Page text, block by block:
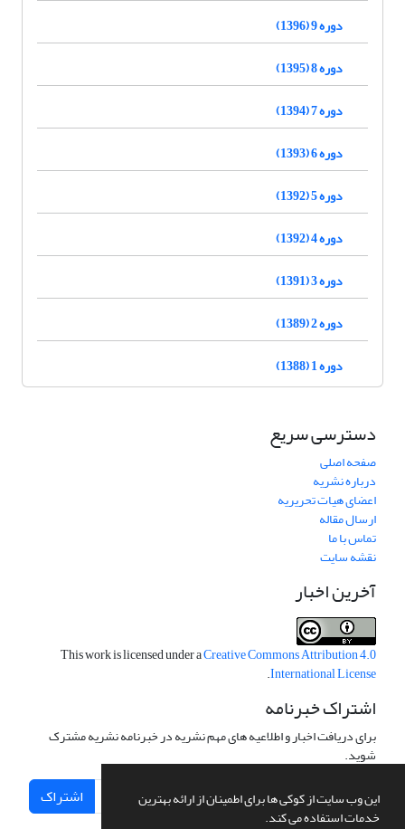
این وب سایت از کوکی ها برای اطمینان از ارائه بهترین
خدمات استفاده می کند.
دوره 9 (1396)
دوره 8 (1395)
دوره 7 (1394)
دوره 6 (1393)
دوره 5 (1392)
دوره 4 (1392)
دوره 3 (1391)
دوره 2 (1389)
دوره 1 (1388)
دسترسی سریع
صفحه اصلی
درباره نشریه
اعضای هیات تحریریه
ارسال مقاله
تماس با ما
نقشه سایت
آخرین اخبار
This work is licensed under aCreative Commons Attribution 4.0
International License
.
اشتراک خبرنامه
برای دریافت اخبار و اطلاعیه های مهم نشریه در خبرنامه نشریه مشترک
شوید.
اشتراک